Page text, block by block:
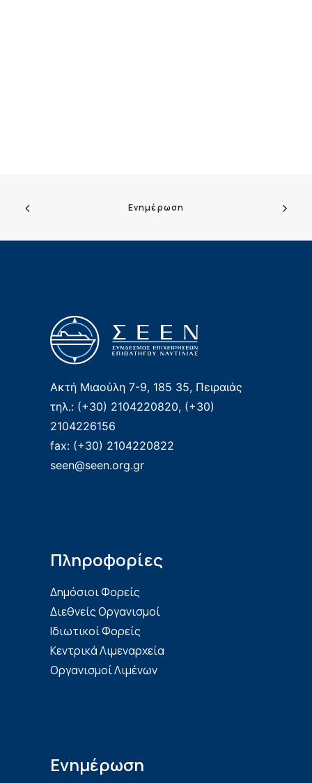
Ενημέρωση
Ακτή Μιαούλη 7-9, 185 35, Πειραιάς
τηλ.: (+30) 2104220820, (+30)
2104226156
fax: (+30) 2104220822
seen@seen.org.gr
Πληροφορίες
Δημόσιοι Φορείς
Διεθνείς Οργανισμοί
Ιδιωτικοί Φορείς
Κεντρικά Λιμεναρχεία
Οργανισμοί Λιμένων
Ενημέρωση